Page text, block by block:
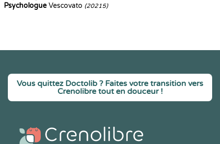
Psychologue Vescovato (20215)
Vous quittez Doctolib ? Faites votre transition vers
Crenolibre tout en douceur !